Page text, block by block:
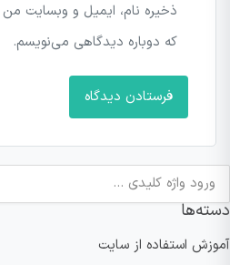
ذخیره نام، ایمیل و وبسایت من
که دوباره دیدگاهی می‌نویسم.
جستجو
برای:
دسته‌ها
آموزش استفاده از سایت